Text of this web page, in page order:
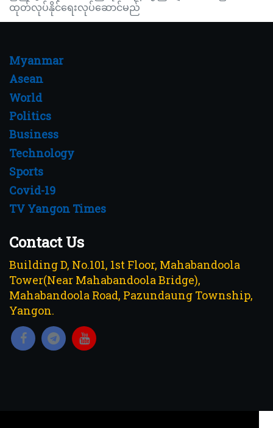
ထုတ်လုပ်နိုင်ရေးလုပ်ဆောင်မည်
Myanmar
Asean
World
Politics
Business
Technology
Sports
Covid-19
TV Yangon Times
Contact Us
Building D, No.101, 1st Floor, Mahabandoola
Tower(Near Mahabandoola Bridge),
Mahabandoola Road, Pazundaung Township,
Yangon.